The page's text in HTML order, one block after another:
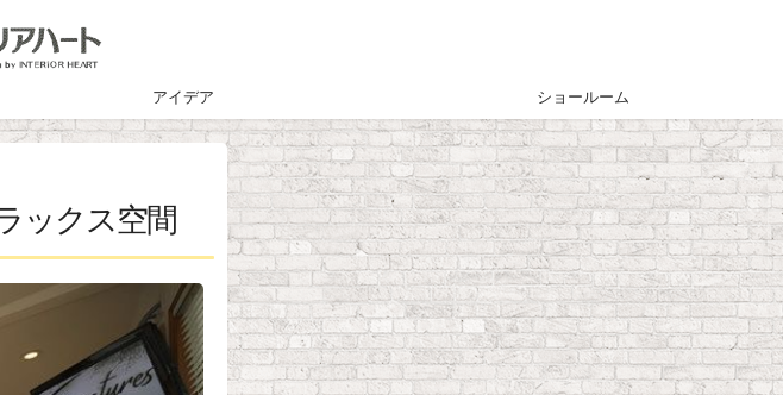
アイデア ショールーム
ックス空間